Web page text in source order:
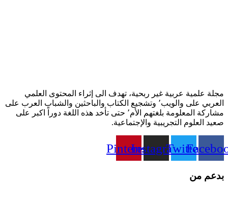
مجلة علمية عربية غير ربحية، تهدف الى إثراء المحتوى العلمي
العربي على والويب٬ وتشجيع الكتاب والباحثين والشباب العرب على
مشاركة المعلومة بلغتهم الأم٬ حتى تأخد هذه اللغة دوراً اكبر على
صعيد العلوم التجريبية والإجتماعية.
Twitter
Instagram
Pinterest
بدعم من